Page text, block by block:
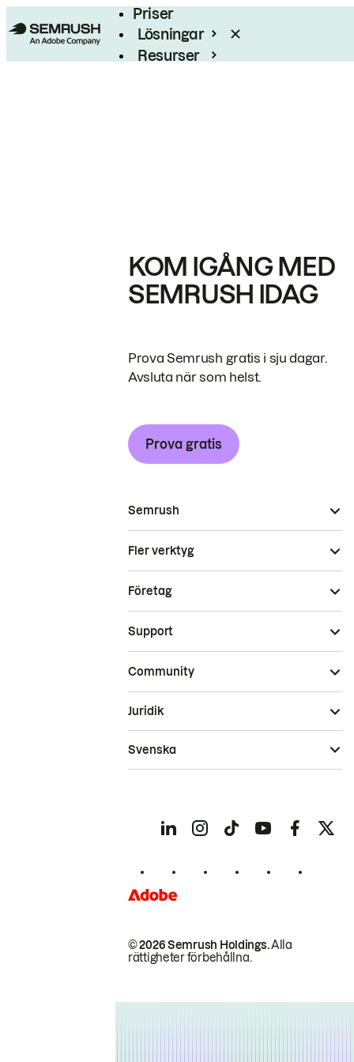
Priser
Lösningar
Resurser
KOM IGÅNG MED
SEMRUSH IDAG
Prova Semrush gratis i sju dagar.
Avsluta när som helst.
Prova gratis
Semrush
Fler verktyg
Företag
Support
Community
© 2026 Semrush Holdings.Alla
rättigheter förbehållna.
Juridik
Svenska